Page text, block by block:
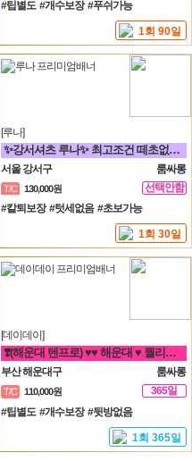
#팁별도 #개수보장 #푸쉬가능
1회 90일
[루나]
✨강서셔츠 루나✨ 최고조건 떼초없음! 케어보장! 60분 풀티13✨
서울 강서구 룸싸롱
T/C 130,000원
선택안함
일
#칼퇴보장 #텃세없음 #초보가능
1회 30일
[데이데이]
❣️(해운대 텐프로) ♥♥ 해운대 ♥ 퀄리티룸 알바 ♥ 룸빠 ♥1번 ♥♥❣️ 룸알바 쩜오
부산 해운대구 룸싸롱
T/C 110,000원
365일
#팁별도 #개수보장 #뒷방없음
1회 365일